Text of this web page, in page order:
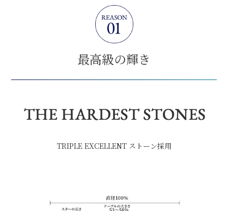
最高級の輝き
TRIPLE EXCELLENT ストーン採用